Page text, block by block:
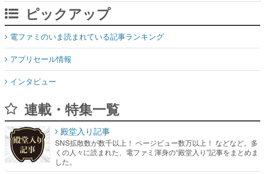
ピックアップ
電ファミのいま読まれている記事ランキング
アプリセール情報
インタビュー
連載・特集一覧
殿堂入り記事
SNS拡散数が数千以上！ ページビュー数万以上！ などなど。多
くの人々に読まれた、電ファミ渾身の“殿堂入り”記事をまとめま
した。